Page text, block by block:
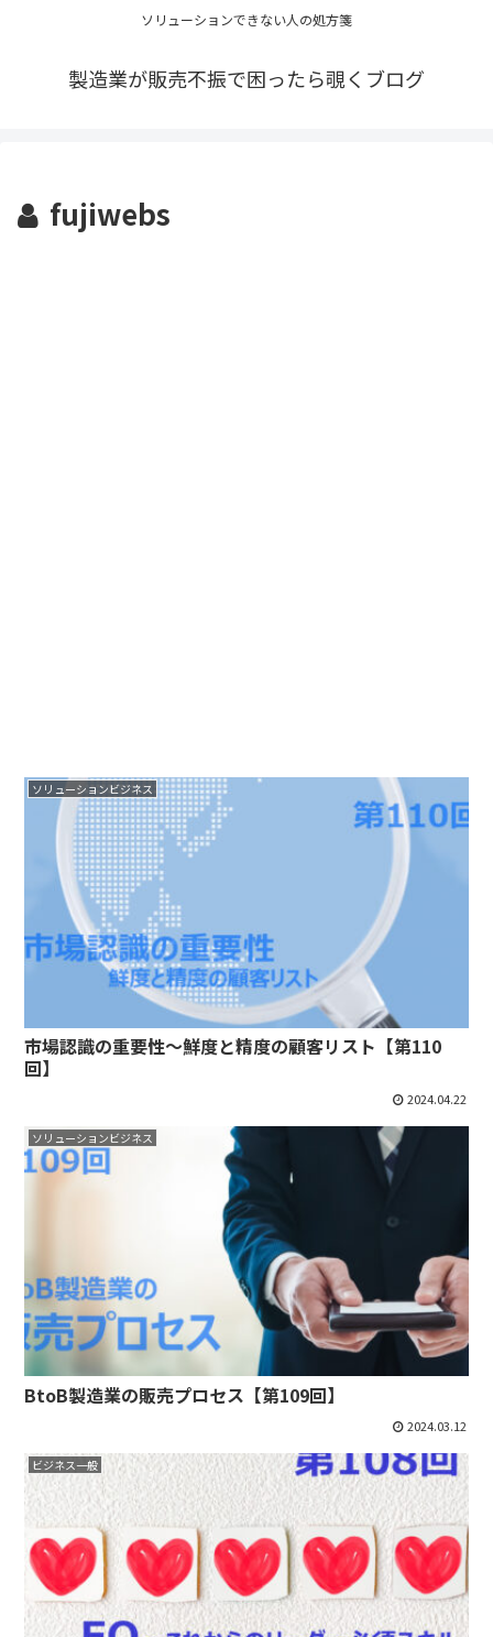
ソリューションできない人の処方箋
製造業が販売不振で困ったら覗くブログ
fujiwebs
ソリューションビジネス
市場認識の重要性～鮮度と精度の顧客リスト【第110
回】
2024.04.22
ソリューションビジネス
BtoB製造業の販売プロセス【第109回】
2024.03.12
ビジネス一般